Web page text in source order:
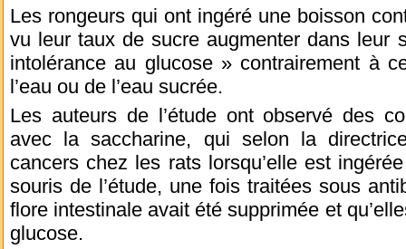
Les rongeurs qui ont ingéré une boisson
vu leur taux de sucre augmenter dans leur
intolérance au glucose » contrairement à
l’eau ou de l’eau sucrée.
Les auteurs de l’étude ont observé des
avec la saccharine, qui selon la
cancers chez les rats lorsqu’elle est
souris de l’étude, une fois traitées sous
flore intestinale avait été supprimée et
glucose.